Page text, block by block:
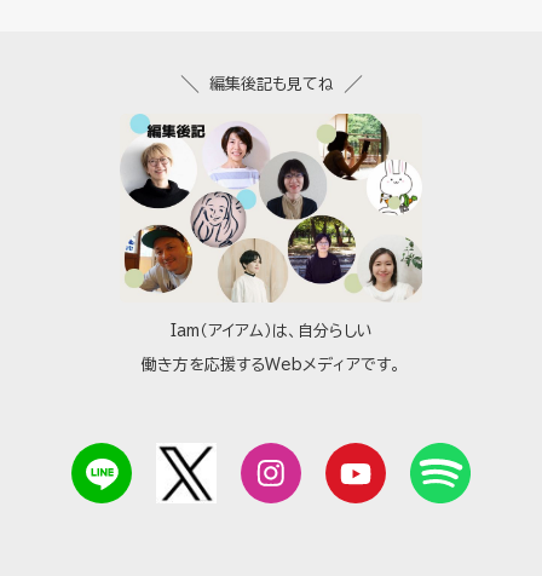
Iam（アイアム）は、自分らしい
働き方を応援するWebメディアです。
編集後記も見てね